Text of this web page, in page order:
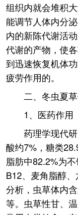
组织内就会堆积
能调节人体内分
内的新陈代谢活
代谢的产物，使
到迅速恢复机体
疲劳作用的。
二、冬虫夏
1、医药作用
药理学现代
酸约7%，糖类
脂肪中82.2%为
B12、麦角脂醇
分析，虫草体内
等。虫草性甘、